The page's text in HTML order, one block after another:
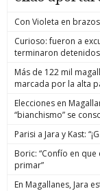
Con Violeta en
Curioso: fueron a
terminaron
Más de 122 mil
marcada por la alta
Elecciones en
“bianchismo” se
Parisi a Jara y Kast:
Boric: “Confío en
primar”
En Magallanes, Jara